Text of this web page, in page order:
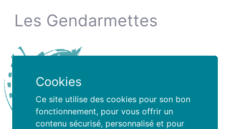
Cookies
Ce site utilise des cookies pour son bon
fonctionnement, pour vous offrir un
contenu sécurisé, personnalisé et pour
Les Gendarmettes